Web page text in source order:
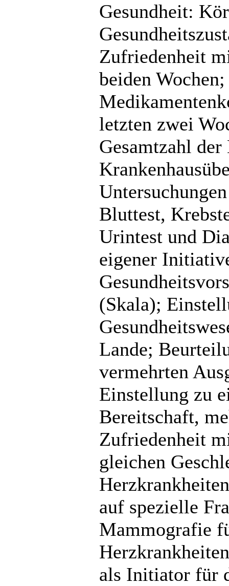
Gesundheit:
Zufriedenheit
beiden
letzten zwei
Gesamtzahl
Bluttest,
Urintest und
eigener
(Skala);
Lande;
vermehrten
Einstellung zu
Bereitschaft,
Zufriedenheit
gleichen
auf spezielle
Mammografie
als Initiator für